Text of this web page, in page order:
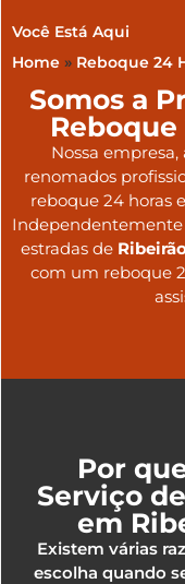
Você Está Aqui
Home » Reboque 24
Somos a
Reboque
Nossa empresa,
renomados
reboque 24 horas
estradas de
com um reboque
Por
Serviço
em
Existem várias
escolha quando